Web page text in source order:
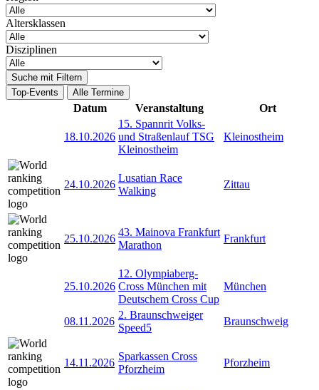
Altersklassen
Disziplinen
Suche mit Filtern
Top-Events
Alle Termine
Datum Veranstaltung Ort
18.10.2026
15. Spannrit Volks-
und Straßenlauf TSG
Kleinostheim
Kleinostheim
24.10.2026
Lusatian Race
Walking
Zittau
25.10.2026
43. Mainova Frankfurt
Marathon
Frankfurt
25.10.2026
12. Olympiaberg-
Cross München mit
Deutschem Cross Cup
München
08.11.2026
2. Braunschweiger
Speed5
Braunschweig
14.11.2026
Sparkassen Cross
Pforzheim
Pforzheim